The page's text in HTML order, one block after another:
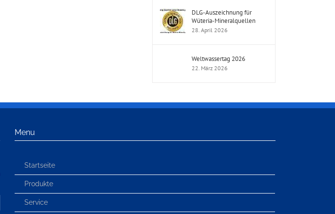
DLG-Auszeichnung für
Wüteria-Mineralquellen
28. April 2026
Weltwassertag 2026
22. März 2026
Menu
Startseite
Produkte
Service